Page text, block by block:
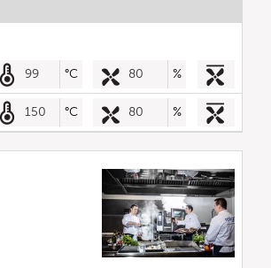
99 °C 80 %
150 °C 80 %